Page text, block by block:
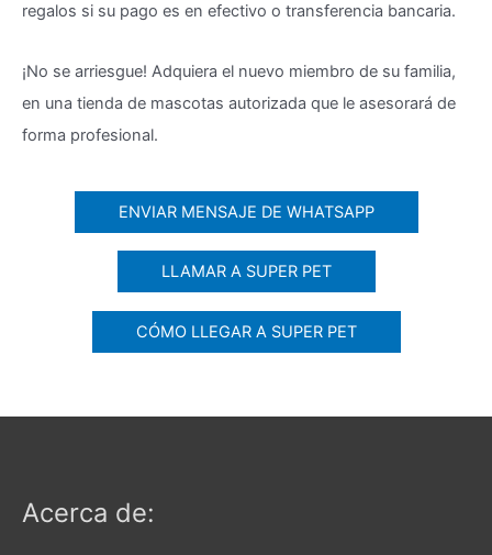
regalos si su pago es en efectivo o transferencia bancaria.
¡No se arriesgue! Adquiera el nuevo miembro de su familia,
en una tienda de mascotas autorizada que le asesorará de
forma profesional.
ENVIAR MENSAJE DE WHATSAPP
LLAMAR A SUPER PET
CÓMO LLEGAR A SUPER PET
Acerca de: